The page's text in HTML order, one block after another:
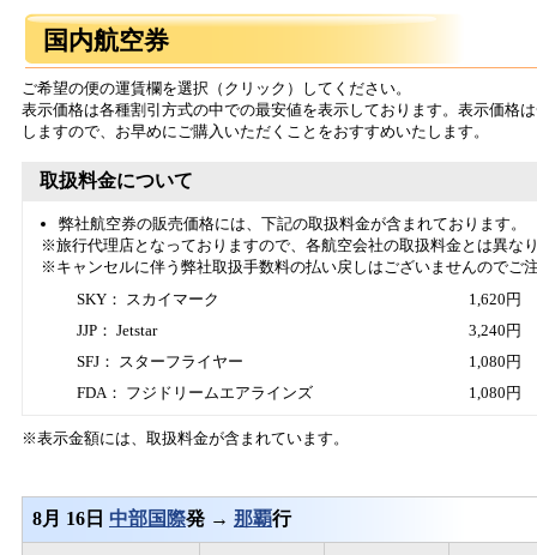
国内航空券
ご希望の便の運賃欄を選択（クリック）してください。
表示価格は各種割引方式の中での最安値を表示しております。表示価格
しますので、お早めにご購入いただくことをおすすめいたします。
取扱料金について
弊社航空券の販売価格には、下記の取扱料金が含まれております。
※旅行代理店となっておりますので、各航空会社の取扱料金とは異な
※キャンセルに伴う弊社取扱手数料の払い戻しはございませんのでご
SKY： スカイマーク
1,620円
JJP： Jetstar
3,240円
SFJ： スターフライヤー
1,080円
FDA： フジドリームエアラインズ
1,080円
※表示金額には、取扱料金が含まれています。
8月 16日 中部国際発 → 那覇行